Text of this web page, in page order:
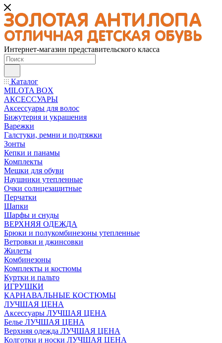
Интернет-магазин представительского класса
Каталог
MILOTA BOX
АКСЕССУАРЫ
Аксессуары для волос
Бижутерия и украшения
Варежки
Галстуки, ремни и подтяжки
Зонты
Кепки и панамы
Комплекты
Мешки для обуви
Наушники утепленные
Очки солнцезащитные
Перчатки
Шапки
Шарфы и снуды
ВЕРХНЯЯ ОДЕЖДА
Брюки и полукомбинезоны утепленные
Ветровки и джинсовки
Жилеты
Комбинезоны
Комплекты и костюмы
Куртки и пальто
ИГРУШКИ
КАРНАВАЛЬНЫЕ КОСТЮМЫ
ЛУЧШАЯ ЦЕНА
Аксессуары ЛУЧШАЯ ЦЕНА
Белье ЛУЧШАЯ ЦЕНА
Верхняя одежда ЛУЧШАЯ ЦЕНА
Колготки и носки ЛУЧШАЯ ЦЕНА